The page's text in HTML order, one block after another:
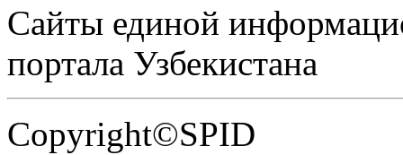
Сайты единой
портала Узбекистана
Copyright©SPID